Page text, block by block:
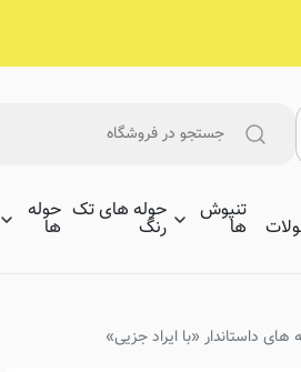
تنپوش
ها
حوله های تک
رنگ
حوله
ها
های داستاندار «با ایراد جزیی»